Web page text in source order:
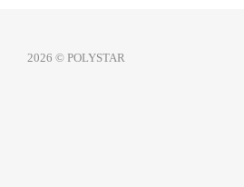
2026 © POLYSTAR